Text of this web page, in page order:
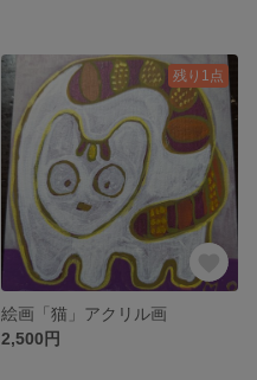
残り1点
絵画「猫」アクリル画
2,500円